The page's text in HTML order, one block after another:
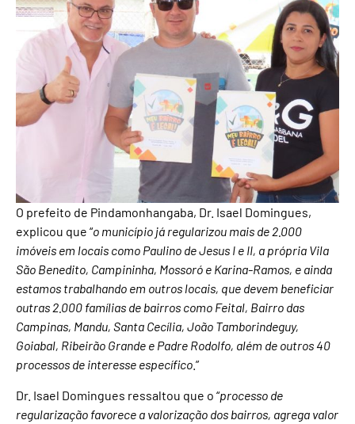
O prefeito de Pindamonhangaba, Dr. Isael Domingues,
explicou que “o município já regularizou mais de 2.000
imóveis em locais como Paulino de Jesus I e II, a própria Vila
São Benedito, Campininha, Mossoró e Karina-Ramos, e ainda
estamos trabalhando em outros locais, que devem beneficiar
outras 2.000 famílias de bairros como Feital, Bairro das
Campinas, Mandu, Santa Cecília, João Tamborindeguy,
Goiabal, Ribeirão Grande e Padre Rodolfo, além de outros 40
processos de interesse específico .”
Dr. Isael Domingues ressaltou que o “processo de
regularização favorece a valorização dos bairros, agrega valor